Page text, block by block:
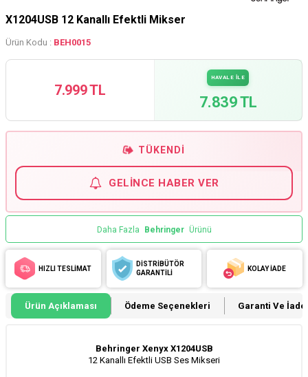
X1204USB 12 Kanallı Efektli Mikser
Ürün Kodu : BEH0015
7.999 TL
HAVALE İLE
7.839 TL
TÜKENDI
GELINCE HABER VER
Daha Fazla Behringer Ürünü
HIZLI TESLİMAT
DİSTRİBÜTÖR
GARANTİLİ
KOLAY İADE
Ürün Açıklaması Ödeme Seçenekleri Garanti Ve İade
Behringer Xenyx X1204USB
12 Kanallı Efektli USB Ses Mikseri